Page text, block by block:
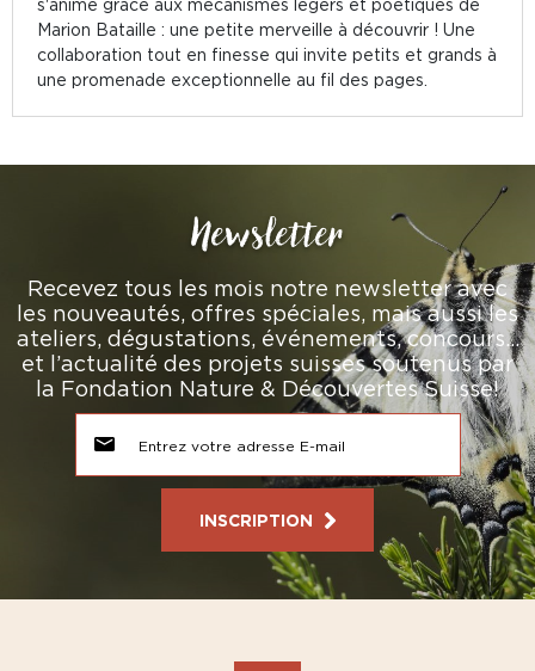
s'anime grâce aux mécanismes légers et poétiques de
Marion Bataille : une petite merveille à découvrir ! Une
collaboration tout en finesse qui invite petits et grands à
une promenade exceptionnelle au fil des pages.
Newsletter
Recevez tous les mois notre newsletter avec
les nouveautés, offres spéciales, mais aussi les
ateliers, dégustations, événements, concours…
et l’actualité des projets suisses soutenus par
la Fondation Nature & Découvertes Suisse!
INSCRIPTION